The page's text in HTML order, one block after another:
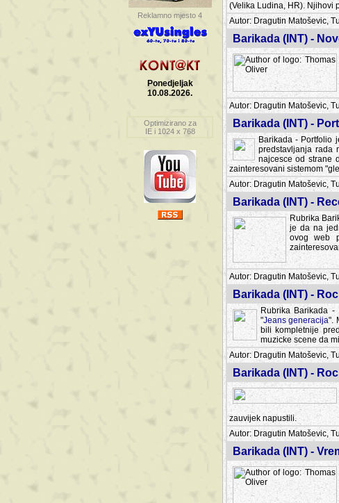
Reklamno mjesto 4
Ponedjeljak
10.08.2026.
Optimizirano za
IE i 1024 x 768
(Velika Ludina, HR). Njihovi
Autor: Dragutin Matoševic,
Barikada (INT) -
Autor: Dragutin Matoševic,
Barikada (INT) -
Barikada - Portfolio
predstavljanja rada
najcesce od strane
zainteresovani sistemom
Autor: Dragutin Matoševic,
Barikada (INT) -
Rubrika
je da na
ovog web
Autor: Dragutin Matoševic,
Barikada (INT) -
Rubrika Barikada
"Jeans generacija".
bili kompletnije
muzicke scene da
Autor: Dragutin Matoševic,
Barikada (INT) -
zauvijek napustili.
Autor: Dragutin Matoševic,
Barikada (INT) -